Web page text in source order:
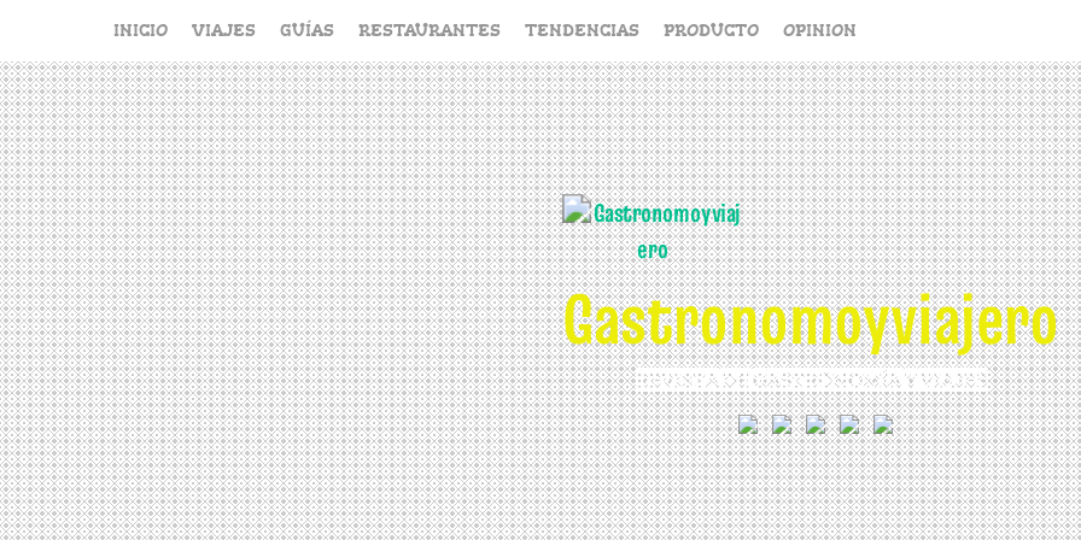
contenido
INICIO VIAJES GUÍAS RESTAURANTES TENDENCIAS PRODUCTO OPINION
Gastronomoyviajero
REVISTA DE GASTRONOMÍA Y VIAJES